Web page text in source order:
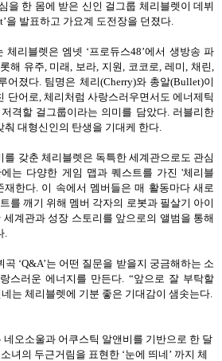
을 한 몸에 받은 신인 걸그룹 체리블렛이 데뷔
을 발표하고 가요계 도전장을 던졌다
체리블렛은 엠넷 ‘프로듀스48’에서 생방송 파
해 유주 미래 보라 지원 코코로 ,레미 ,채린
어졌다. 팀명은 체리(Cherry)와 총알(Bullet)이
단어로 체리처럼 사랑스러우면서도 에너제틱
격할 걸그룹이라는 의미를 담았다. 러블리한
춰 대형신인의 탄생을 기대케 한다
갖춘 체리블렛은 독특한 세계관으로도 관심
는 다양한 게임 맵과 퀘스트를 가진 '체리블
재한다. 이 속에서 멤버들은 매 활동마다 새로
를 깨기 위해 멤버 각자의 로봇과 필살기 아이
세계관과 성장 스토리를 앞으로의 앨범을 통해
곡 ‘Q&A’는 어떤 질문을 받을지 궁금해하는 소
스러운 에너지를 만든다 . “앞으로 잘 부탁할
는 체리블렛에 기분 좋은 기대감이 샘솟는다
네오소울과 어쿠스틱 알앤비를 기반으로 한 달
녀의 두근거림을 표현한 ‘눈에 띄네 ’ 까지 체